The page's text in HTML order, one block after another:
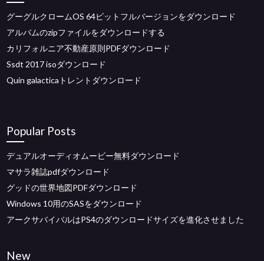
グーグルクロームOS 64ビットフルバージョンをダウンロード
アルバムのzipファイルをダウンロードする
カリフォルニア不動産原則PDFダウンロード
Ssdt 2017 isoダウンロード
Quin galacticaトレントダウンロード
Popular Posts
デュアルオーディオムービー無料ダウンロード
マサラ雑誌pdfダウンロード
グッドの世界地図PDFダウンロード
Windows 10用のSASをダウンロード
アークサバイバルはPS4のダウンロードサイズを進化させました
New